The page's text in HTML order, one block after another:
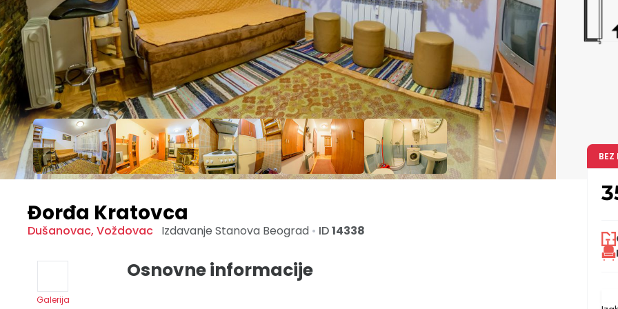
Đorđa Kratovca
Dušanovac, Voždovac Izdavanje Stanova Beograd • ID14338
Galerija
Osnovne informacije
BEZ